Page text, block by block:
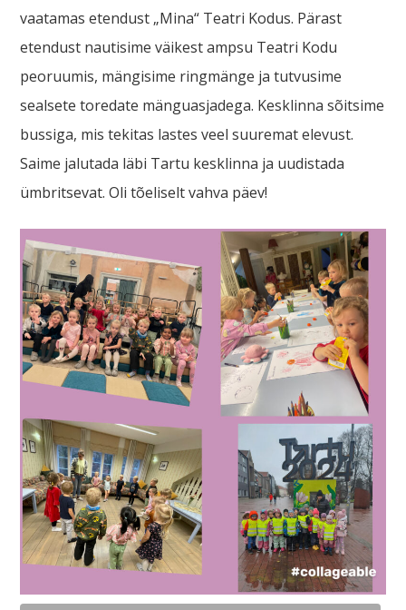
vaatamas etendust „Mina“ Teatri Kodus. Pärast
etendust nautisime väikest ampsu Teatri Kodu
peoruumis, mängisime ringmänge ja tutvusime
sealsete toredate mänguasjadega. Kesklinna sõitsime
bussiga, mis tekitas lastes veel suuremat elevust.
Saime jalutada läbi Tartu kesklinna ja uudistada
ümbritsevat. Oli tõeliselt vahva päev!